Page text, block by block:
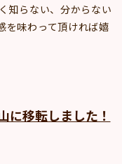
知らない、分からない
を味わって頂ければ嬉
移転しました！